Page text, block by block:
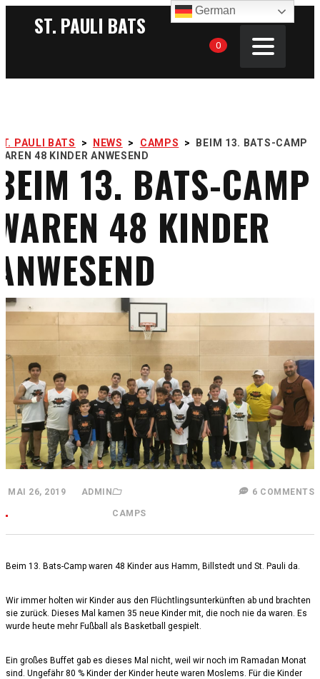
ST. PAULI BATS
0
PAULI BATS > NEWS > CAMPS >
BEIM 13. BATS-CAMP
48 KINDER ANWESEND
13. BATS-CAMP
48 KINDER
MAI 26, 2019 ADMIN 6 COMMENTS
CAMPS
Beim 13. Bats-Camp waren 48 Kinder aus Hamm, Billstedt und St. Pauli da.
Wir immer holten wir Kinder aus den Flüchtlingsunterkünften ab und brachten
sie zurück. Dieses Mal kamen 35 neue Kinder mit, die noch nie da waren. Es
wurde heute mehr Fußball als Basketball gespielt.
Ein großes Buffet gab es dieses Mal nicht, weil wir noch im Ramadan Monat
sind. Ungefähr 80 % Kinder der Kinder heute waren Moslems. Für die Kinder
German